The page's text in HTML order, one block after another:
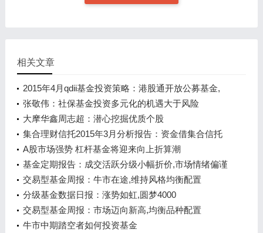
相关文章
2015年4月qdii基金投资策略：港股通开放公募基金,
港股迎来历史性机遇
张敬伟：社保基金投资多元化的机遇大于风险
大摩华鑫周志超：潜心挖掘优质个股
集合理财信托2015年3月分析报告：资金借集合信托
入市步伐暂缓,信托发行规...
A股市场强势 杠杆基金将迎来向上折算潮
基金定期报告：成交活跃分级小幅折价,市场情绪偏谨
慎
交易型基金周报：牛市在途,维持风格均衡配置
分级基金数据日报：涨势如虹,圆梦4000
交易型基金周报：市场迈向新高,均衡品种配置
牛市中期踏空者如何投资基金